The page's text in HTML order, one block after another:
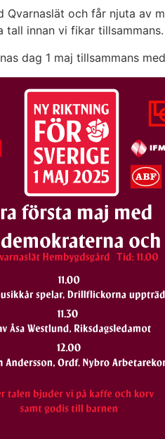
Qvarnaslät och får njuta av
tall innan vi fikar tillsammans.
dag 1 maj tillsammans